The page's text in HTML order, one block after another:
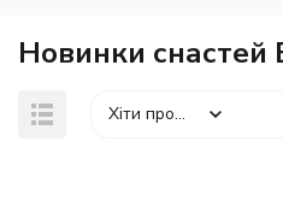
Новинки снастей
Хіти продажів